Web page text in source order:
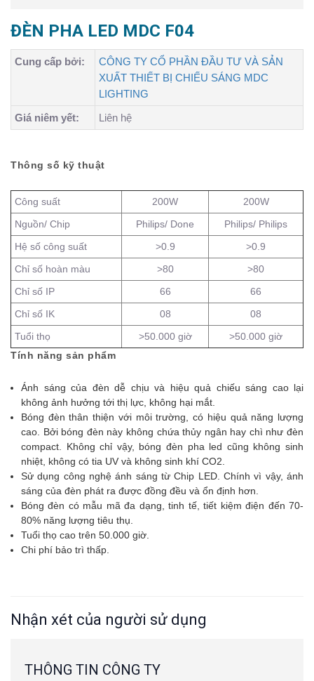
ĐÈN PHA LED MDC F04
Cung cấp bởi:
CÔNG TY CỔ PHẦN ĐẦU TƯ VÀ SẢN
XUẤT THIẾT BỊ CHIẾU SÁNG MDC
LIGHTING
Giá niêm yết:
Liên hệ
Thông số kỹ thuật
Công suất 200W
200W
Nguồn/ Chip
Philips/ Done
Philips/ Philips
Hệ số công suất
>0.9
>0.9
Chỉ số hoàn màu
>80
>80
Chỉ số IP
66
66
Chỉ số IK
08
08
Tuổi thọ
>50.000 giờ
>50.000 giờ
Tính năng sản phẩm
Ánh sáng của đèn dễ chịu và hiệu quả chiếu sáng cao lại
không ảnh hưởng tới thị lực, không hại mắt.
Bóng đèn thân thiện với môi trường, có hiệu quả năng lượng
cao. Bởi bóng đèn này không chứa thủy ngân hay chì như đèn
compact. Không chỉ vậy, bóng đèn pha led cũng không sinh
nhiệt, không có tia UV và không sinh khí CO2.
Sử dụng công nghệ ánh sáng từ Chip LED. Chính vì vậy, ánh
sáng của đèn phát ra được đồng đều và ổn định hơn.
Bóng đèn có mẫu mã đa dạng, tinh tế, tiết kiệm điện đến 70-
80% năng lượng tiêu thụ.
Tuổi thọ cao trên 50.000 giờ.
Chi phí bảo trì thấp.
Nhận xét của người sử dụng
THÔNG TIN CÔNG TY